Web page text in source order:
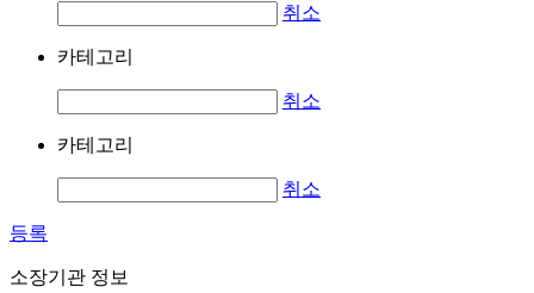
취소
카테고리
취소
카테고리
취소
등록
소장기관 정보